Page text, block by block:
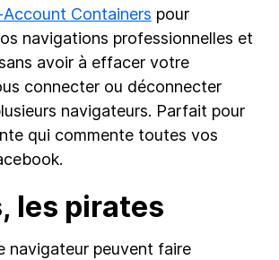
Containers pour
navigations professionnelles et
avoir à effacer votre
connecter ou déconnecter
navigateurs. Parfait pour
qui commente toutes vos
les pirates
navigateur peuvent faire